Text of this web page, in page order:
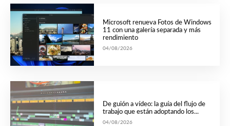
Microsoft renueva Fotos de Windows
11 con una galería separada y más
rendimiento
04/08/2026
De guión a vídeo: la guía del flujo de
trabajo que están adoptando los...
04/08/2026